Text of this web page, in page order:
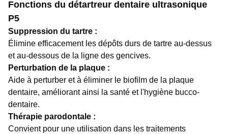
Fonctions du détartreur dentaire ultrasonique
P5
Suppression du tartre :
Élimine efficacement les dépôts durs de tartre au-dessus
et au-dessous de la ligne des gencives.
Perturbation de la plaque :
Aide à perturber et à éliminer le biofilm de la plaque
dentaire, améliorant ainsi la santé et l'hygiène bucco-
dentaire.
Thérapie parodontale :
Convient pour une utilisation dans les traitements